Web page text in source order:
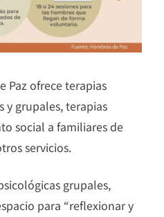
Paz ofrece terapias
y grupales, terapias
social a familiares de
servicios.
grupales,
para “reflexionar y